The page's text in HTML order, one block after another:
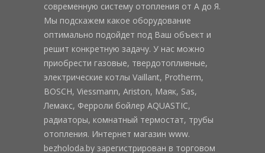
современную систему отопления от А до Я.
Мы подскажем какое оборудование
оптимально подойдет под Ваш объект и
решит конкретную задачу. У нас можно
приобрести газовые, твердотопливные,
электрические котлы Vaillant, Protherm,
BOSCH, Viessmann, Ariston, Маяк, Sas,
Лемакс, Ферроли бойлер AQUASTIC,
радиаторы, комнатный термостат, трубы
отопления. Интернет магазин www.
bezholoda.by зарегистрирован в торговом